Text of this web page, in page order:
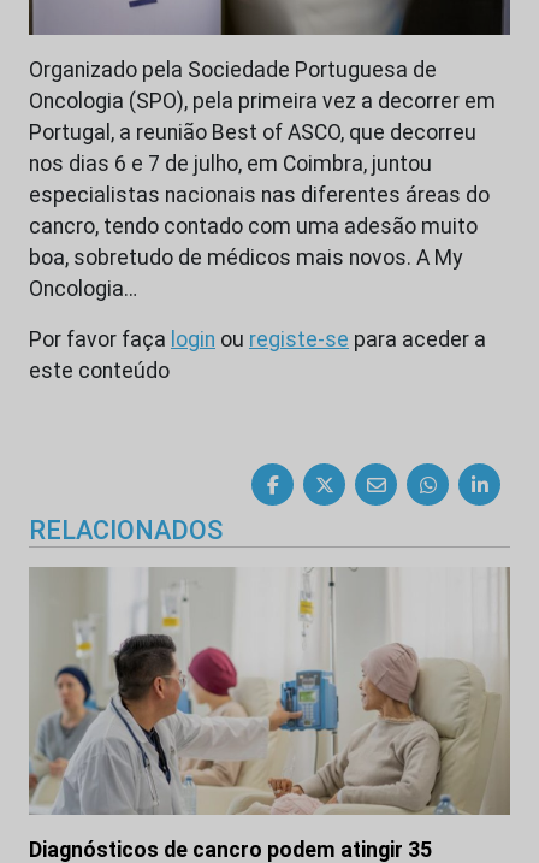
Organizado pela Sociedade Portuguesa de
Oncologia (SPO), pela primeira vez a decorrer em
Portugal, a reunião Best of ASCO, que decorreu
nos dias 6 e 7 de julho, em Coimbra, juntou
especialistas nacionais nas diferentes áreas do
cancro, tendo contado com uma adesão muito
boa, sobretudo de médicos mais novos. A My
Oncologia…
Por favor faça login ou registe-se para aceder a
este conteúdo
RELACIONADOS
Diagnósticos de cancro podem atingir 35